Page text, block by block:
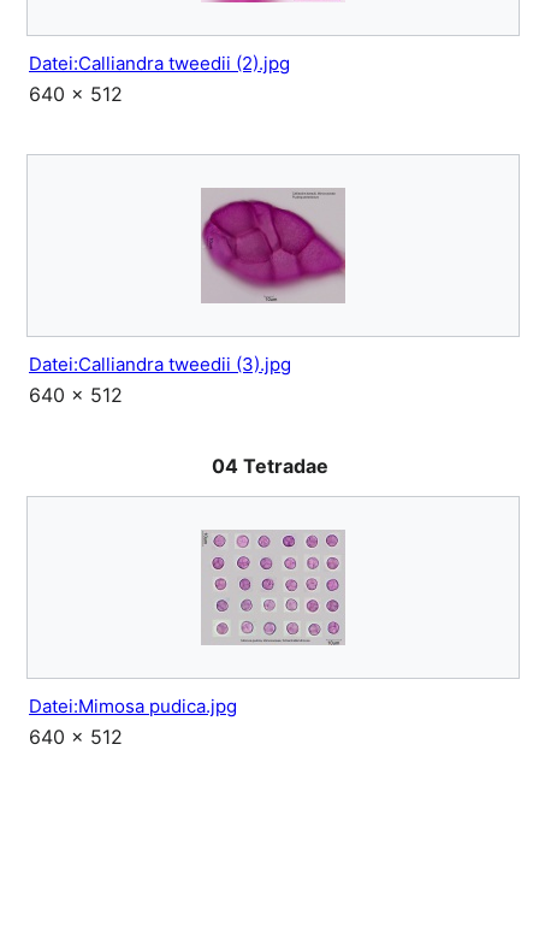
Datei:Calliandra tweedii (2).jpg
640 × 512
Datei:Calliandra tweedii (3).jpg
640 × 512
04 Tetradae
Datei:Mimosa pudica.jpg
640 × 512